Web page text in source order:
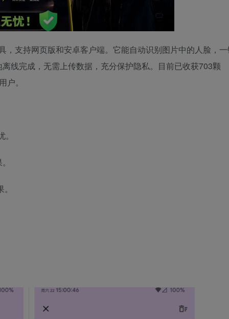
，支持网页版和安卓客户端。它能自动识别图片中的人脸，
线完成，无需上传数据，充分保护隐私。目前已收获703颗
。